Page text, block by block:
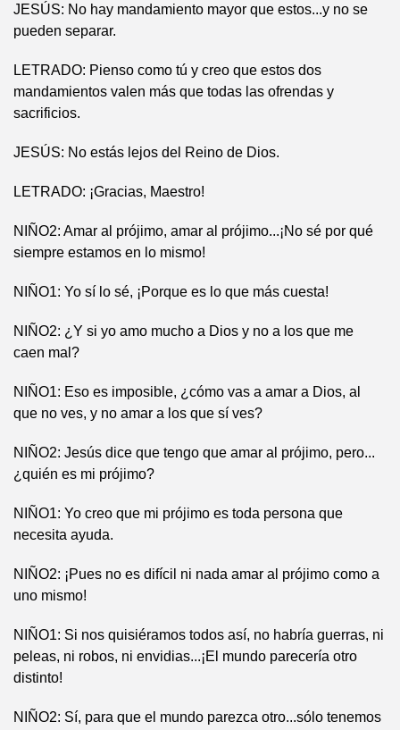
JESÚS: No hay mandamiento mayor que estos...y no se
pueden separar.
LETRADO: Pienso como tú y creo que estos dos
mandamientos valen más que todas las ofrendas y
sacrificios.
JESÚS: No estás lejos del Reino de Dios.
LETRADO: ¡Gracias, Maestro!
NIÑO2: Amar al prójimo, amar al prójimo...¡No sé por qué
siempre estamos en lo mismo!
NIÑO1: Yo sí lo sé, ¡Porque es lo que más cuesta!
NIÑO2: ¿Y si yo amo mucho a Dios y no a los que me
caen mal?
NIÑO1: Eso es imposible, ¿cómo vas a amar a Dios, al
que no ves, y no amar a los que sí ves?
NIÑO2: Jesús dice que tengo que amar al prójimo, pero...
¿quién es mi prójimo?
NIÑO1: Yo creo que mi prójimo es toda persona que
necesita ayuda.
NIÑO2: ¡Pues no es difícil ni nada amar al prójimo como a
uno mismo!
NIÑO1: Si nos quisiéramos todos así, no habría guerras, ni
peleas, ni robos, ni envidias...¡El mundo parecería otro
distinto!
NIÑO2: Sí, para que el mundo parezca otro...sólo tenemos